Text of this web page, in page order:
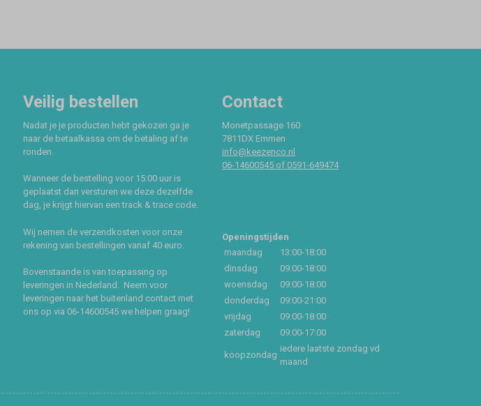
Veilig bestellen
Nadat je je producten hebt gekozen ga je
naar de betaalkassa om de betaling af te
ronden.
Wanneer de bestelling voor 15:00 uur is
geplaatst dan versturen we deze dezelfde
dag, je krijgt hiervan een track & trace code.
Wij nemen de verzendkosten voor onze
rekening van bestellingen vanaf 40 euro.
Bovenstaande is van toepassing op
leveringen in Nederland. Neem voor
leveringen naar het buitenland contact met
ons op via 06-14600545 we helpen graag!
Contact
Monetpassage 160
7811DX Emmen
info@keezenco.nl
06-14600545 of 0591-649474
Openingstijden
maandag
13:00-18:00
dinsdag
09:00-18:00
woensdag
09:00-18:00
donderdag
09:00-21:00
vrijdag
09:00-18:00
zaterdag
09:00-17:00
koopzondag
iedere laatste zondag vd
maand